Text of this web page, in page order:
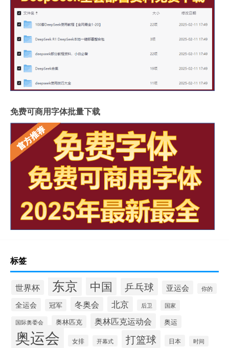
免费可商用字体批量下载
标签
世界杯 东京 中国 乒乓球 亚运会 你的
全运会 冠军 冬奥会 北京 后卫 国家
国际奥委会 奥林匹克 奥林匹克运动会 奥运
奥运会 女排 开幕式 打篮球 日本 时间